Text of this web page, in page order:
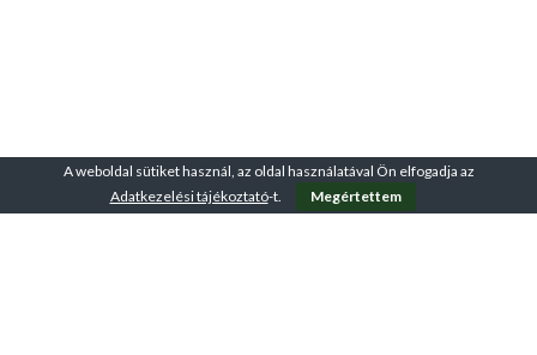
A weboldal sütiket használ, az oldal használatával Ön elfogadja az
Adatkezelési tájékoztató-t. Megértettem